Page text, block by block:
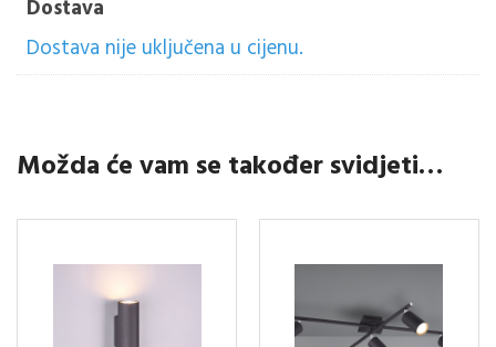
Dostava
Dostava nije uključena u cijenu.
Možda će vam se također svidjeti…